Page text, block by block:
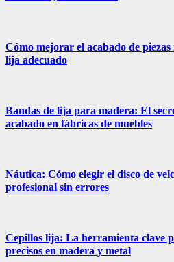
Cómo mejorar el acabado de piezas
lija adecuado
Bandas de lija para madera: El
acabado en fábricas de muebles
Náutica: Cómo elegir el disco de
profesional sin errores
Cepillos lija: La herramienta clave
precisos en madera y metal